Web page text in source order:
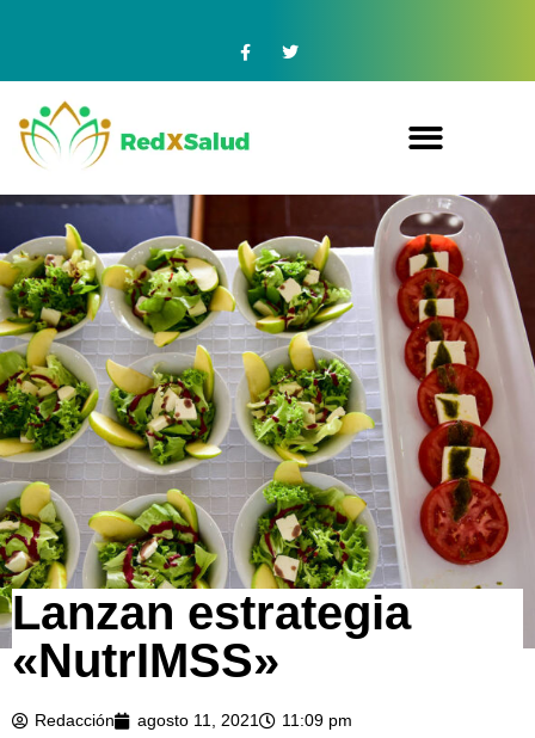
Lanzan estrategia
«NutrIMSS»
Redacción agosto 11, 2021 11:09 pm